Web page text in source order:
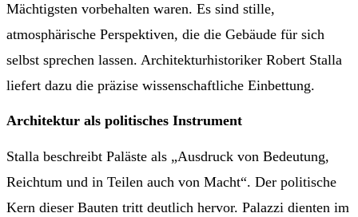
Mächtigsten vorbehalten waren. Es sind stille,
atmosphärische Perspektiven, die die Gebäude für sich
selbst sprechen lassen. Architekturhistoriker Robert Stalla
liefert dazu die präzise wissenschaftliche Einbettung.
Architektur als politisches Instrument
Stalla beschreibt Paläste als „Ausdruck von Bedeutung,
Reichtum und in Teilen auch von Macht“. Der politische
Kern dieser Bauten tritt deutlich hervor. Palazzi dienten im